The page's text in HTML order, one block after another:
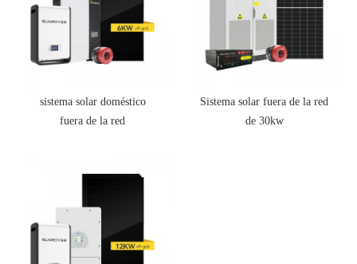
sistema solar doméstico
fuera de la red
Sistema solar fuera de la red
de 30kw